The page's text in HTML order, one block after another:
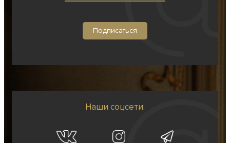
Наши соцсети: